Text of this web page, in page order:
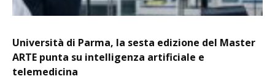
Università di Parma, la sesta edizione del Master
ARTE punta su intelligenza artificiale e
telemedicina